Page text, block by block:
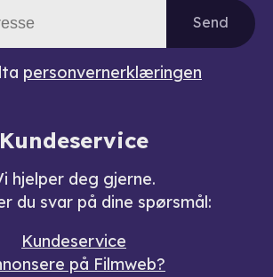
Send
personvernerklæringen
Kundeservice
hjelper deg gjerne.
du svar på dine spørsmål:
Kundeservice
på Filmweb?